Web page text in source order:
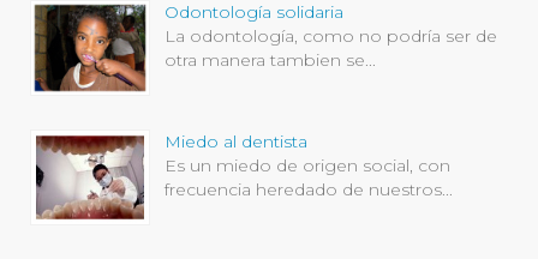
Odontología solidaria
La odontología, como no podría ser de
otra manera tambien se...
Miedo al dentista
Es un miedo de origen social, con
frecuencia heredado de nuestros...